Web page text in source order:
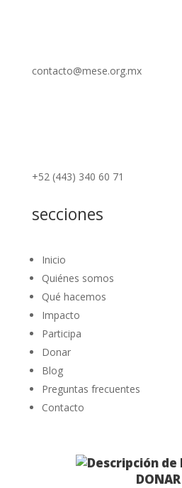
contacto@mese.org.mx
+52 (443) 340 60 71
secciones
Inicio
Quiénes somos
Qué hacemos
Impacto
Participa
Donar
Blog
Preguntas frecuentes
Contacto
DONAR